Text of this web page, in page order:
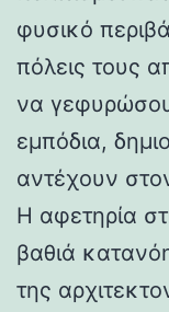
φυσικό
πόλεις τους
να
εμπόδια,
αντέχουν
Η αφετηρία
βαθιά
της